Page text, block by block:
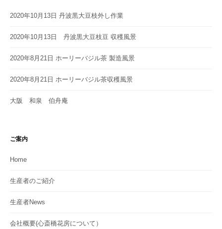
2020年10月13日 丹波黒大豆枝外し作業
2020年10月13日 丹波黒大豆枝豆 収穫風景
2020年8月21日 ホーリーバジル茶 製造風景
2020年8月21日 ホーリーバジル茶収穫風景
大阪 和泉 伯舟庵
ご案内
Home
生産者のご紹介
生産者News
会社概要(心斎橋花房について）